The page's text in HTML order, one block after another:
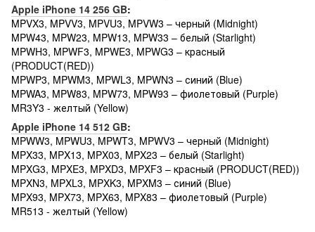
Apple iPhone 14 256 GB:
MPVX3, MPVV3, MPVU3, MPVW3 – черный (Midnight)
MPW43, MPW23, MPW13, MPW33 – белый (Starlight)
MPWH3, MPWF3, MPWE3, MPWG3 – красный
(PRODUCT(RED))
MPWP3, MPWM3, MPWL3, MPWN3 – синий (Blue)
MPWA3, MPW83, MPW73, MPW93 – фиолетовый (Purple)
MR3Y3 - желтый (Yellow)
Apple iPhone 14 512 GB:
MPWW3, MPWU3, MPWT3, MPWV3 – черный (Midnight)
MPX33, MPX13, MPX03, MPX23 – белый (Starlight)
MPXG3, MPXE3, MPXD3, MPXF3 – красный (PRODUCT(RED))
MPXN3, MPXL3, MPXK3, MPXM3 – синий (Blue)
MPX93, MPX73, MPX63, MPX83 – фиолетовый (Purple)
MR513 - желтый (Yellow)